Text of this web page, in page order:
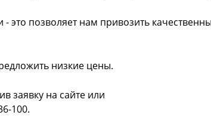
это позволяет нам привозить
низкие цены.
заявку на сайте или
100.